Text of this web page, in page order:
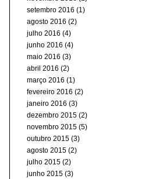
setembro 2016 (1)
agosto 2016 (2)
julho 2016 (4)
junho 2016 (4)
maio 2016 (3)
abril 2016 (2)
março 2016 (1)
fevereiro 2016 (2)
janeiro 2016 (3)
dezembro 2015 (2)
novembro 2015 (5)
outubro 2015 (3)
agosto 2015 (2)
julho 2015 (2)
junho 2015 (3)